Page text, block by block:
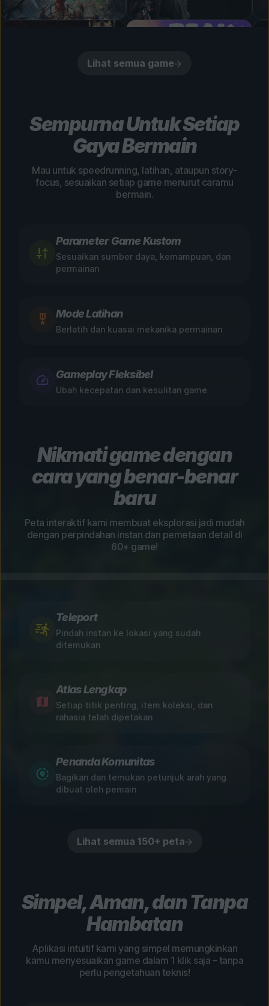
Lihat semua game
Sempurna Untuk Setiap
Gaya Bermain
Mau untuk speedrunning, latihan, ataupun story-
focus, sesuaikan setiap game menurut caramu
bermain.
Parameter Game Kustom
Sesuaikan sumber daya, kemampuan, dan
permainan
Mode Latihan
Berlatih dan kuasai mekanika permainan
Gameplay Fleksibel
Ubah kecepatan dan kesulitan game
Nikmati game dengan
cara yang benar-benar
baru
Peta interaktif kami membuat eksplorasi jadi mudah
dengan perpindahan instan dan pemetaan detail di
60+ game!
Teleport
Pindah instan ke lokasi yang sudah
ditemukan
Atlas Lengkap
Setiap titik penting, item koleksi, dan
rahasia telah dipetakan
Penanda Komunitas
Bagikan dan temukan petunjuk arah yang
dibuat oleh pemain
Lihat semua 150+ peta
Simpel, Aman, dan Tanpa
Hambatan
Aplikasi intuitif kami yang simpel memungkinkan
kamu menyesuaikan game dalam 1 klik saja – tanpa
perlu pengetahuan teknis!